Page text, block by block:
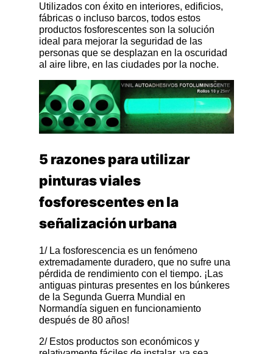
Utilizados con éxito en interiores, edificios,
fábricas o incluso barcos, todos estos
productos fosforescentes son la solución
ideal para mejorar la seguridad de las
personas que se desplazan en la oscuridad
al aire libre, en las ciudades por la noche.
5 razones para utilizar
pinturas viales
fosforescentes en la
señalización urbana
1/ La fosforescencia es un fenómeno
extremadamente duradero, que no sufre una
pérdida de rendimiento con el tiempo. ¡Las
antiguas pinturas presentes en los búnkeres
de la Segunda Guerra Mundial en
Normandía siguen en funcionamiento
después de 80 años!
2/ Estos productos son económicos y